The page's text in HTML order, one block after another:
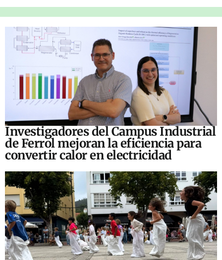
Investigadores del Campus Industrial
de Ferrol mejoran la eficiencia para
convertir calor en electricidad